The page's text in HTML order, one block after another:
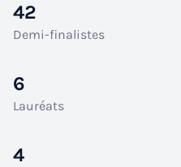
42
Demi-finalistes
6
Lauréats
4